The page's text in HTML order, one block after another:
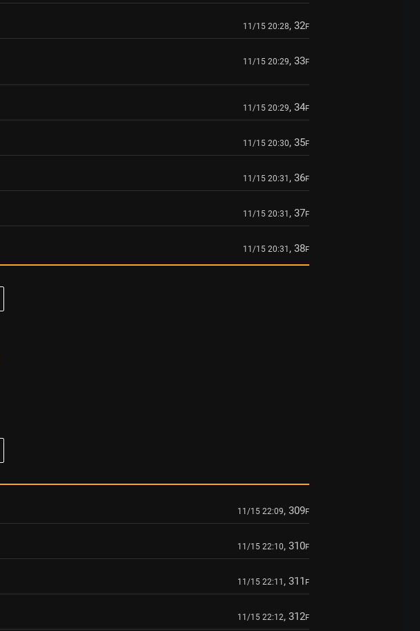
11/15 20:28, 32F
11/15 20:29, 33F
11/15 20:29, 34F
11/15 20:30, 35F
11/15 20:31 , 36F
11/15 20:31 , 37F
11/15 20:31 , 38F
11/15 22:09, 309F
11/15 22:10, 310F
11/15 22:11 , 311 F
11/15 22:12, 312F